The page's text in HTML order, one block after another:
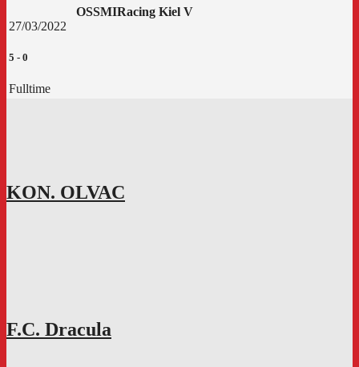
OSSMIRacing Kiel V
27/03/2022
5 - 0
Fulltime
KON. OLVAC
F.C. Dracula